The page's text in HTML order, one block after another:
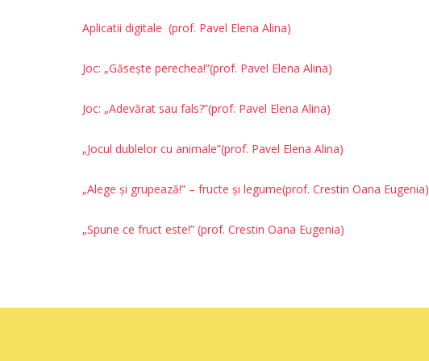
Aplicatii digitale (prof. Pavel Elena Alina)
Joc: „Găsește perechea!”(prof. Pavel Elena Alina)
Joc: „Adevărat sau fals?”(prof. Pavel Elena Alina)
„Jocul dublelor cu animale”(prof. Pavel Elena Alina)
„Alege și grupează!” – fructe și legume(prof. Crestin Oana Eugenia)
„Spune ce fruct este!” (prof. Crestin Oana Eugenia)